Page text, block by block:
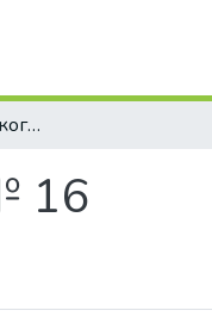
Наукові вісті Далівського університету № 16
16